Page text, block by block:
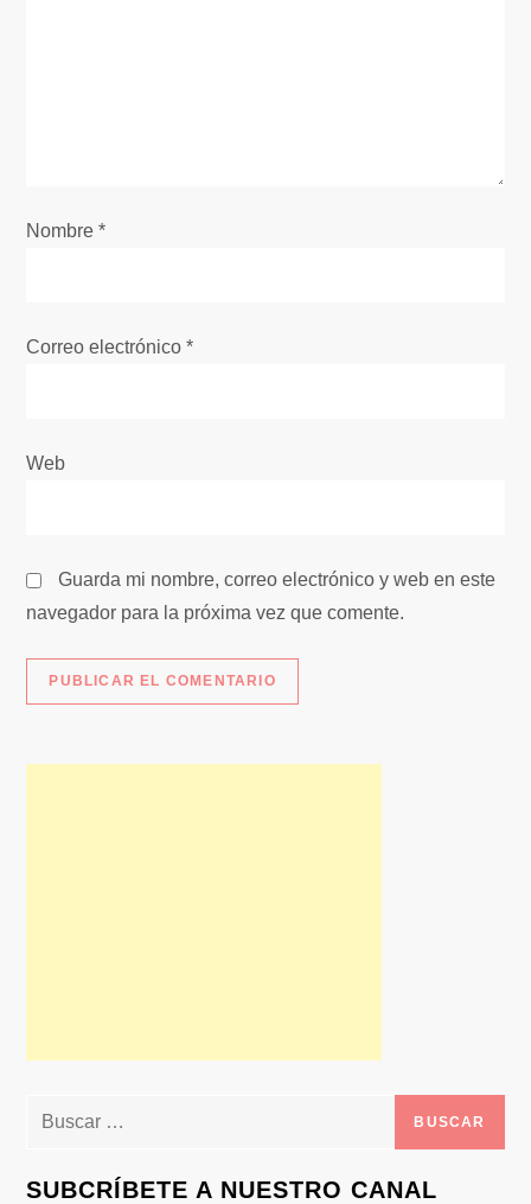
s
Nombre*
Correo electrónico*
Web
Guarda mi nombre, correo electrónico y web en este
navegador para la próxima vez que comente.
Buscar:
SUBCRÍBETE A NUESTRO CANAL